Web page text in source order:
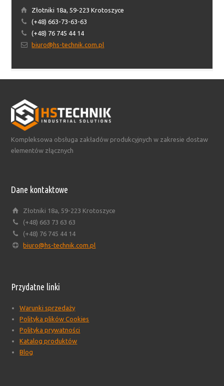
Złotniki 18a, 59-223 Krotoszyce
(+48) 663-73-63-63
(+48) 76 745 44 14
biuro@hs-technik.com.pl
Kompleksowa obsługa zakładów produkcyjnych w zakresie dostaw
elementów złącznych
Dane kontaktowe
Złotniki 18a, 59-223 Krotoszyce
(+48) 663 73 63 63
(+48) 76 745 44 14
biuro@hs-technik.com.pl
Przydatne linki
Warunki sprzedaży
Polityka plików Cookies
Polityka prywatności
Katalog produktów
Blog